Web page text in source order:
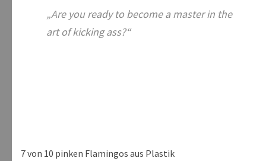
„Are you ready to become a master in the
art of kicking ass?“
7 von 10 pinken Flamingos aus Plastik